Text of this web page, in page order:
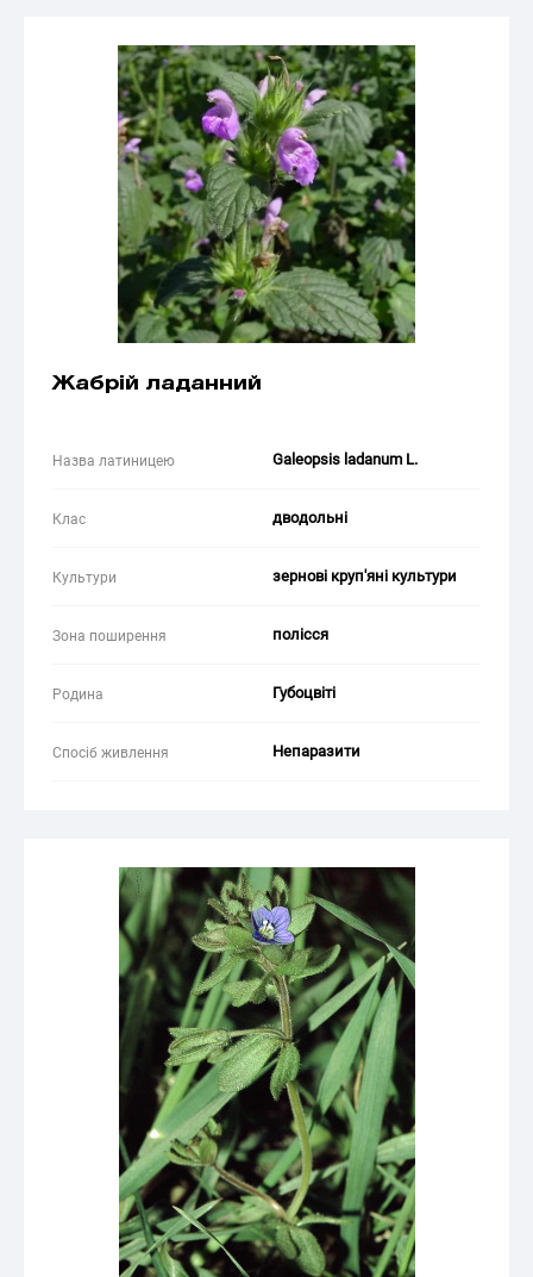
Жабрій ладанний
Назва латиницею Galeopsis ladanum L.
Клас дводольні
Культури зернові круп'яні культури
Зона поширення полісся
Родина Губоцвіті
Спосіб живлення Непаразити